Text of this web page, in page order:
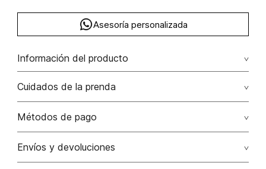
Asesoría personalizada
Información del producto
Chaqueta tipo boomber poliéster recubierto de poliuretano
100% 100.00% poliéster recubierto de
poliuretano/polyurethane coated polyester
Cuidados de la prenda
Lavado profesional en húmedo moderado. no exponer al
No lavar
Métodos de pago
Tarjetas de crédito: Visa, Dinners, Master Card y American
Envíos y devoluciones